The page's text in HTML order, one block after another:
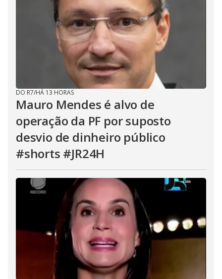
DO R7/HÁ 13 HORAS
Mauro Mendes é alvo de
operação da PF por suposto
desvio de dinheiro público
#shorts #JR24H